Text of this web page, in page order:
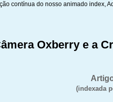
contínua do nosso animado index,
Oxberry e a
(indexada